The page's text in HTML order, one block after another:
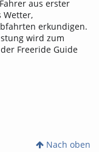
aus erster
Wetter,
erkundigen.
wird zum
Freeride Guide
Nach oben